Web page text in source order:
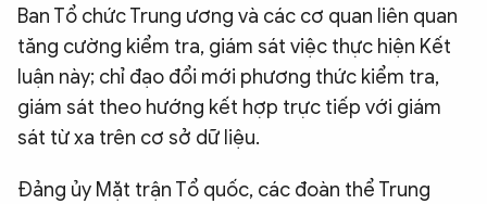
Ban Tổ chức Trung ương và các cơ quan liên quan
tăng cường kiểm tra, giám sát việc thực hiện Kết
luận này; chỉ đạo đổi mới phương thức kiểm tra,
giám sát theo hướng kết hợp trực tiếp với giám
sát từ xa trên cơ sở dữ liệu.
Đảng ủy Mặt trận Tổ quốc, các đoàn thể Trung